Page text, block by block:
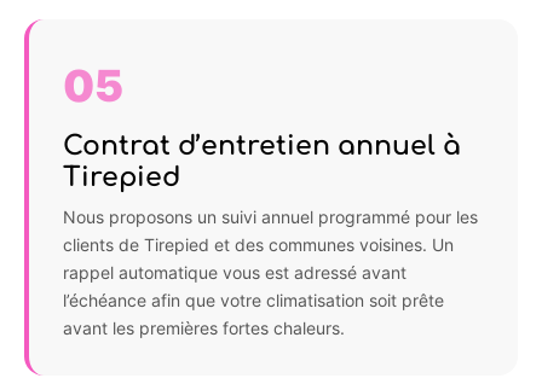
05
Contrat d’entretien annuel à
Tirepied
Nous proposons un suivi annuel programmé pour les
clients de Tirepied et des communes voisines. Un
rappel automatique vous est adressé avant
l’échéance afin que votre climatisation soit prête
avant les premières fortes chaleurs.